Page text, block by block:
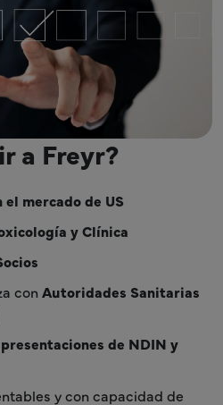
a Freyr?
mercado de US
y Clínica
con Autoridades Sanitarias
presentaciones de NDIN y
y con capacidad de